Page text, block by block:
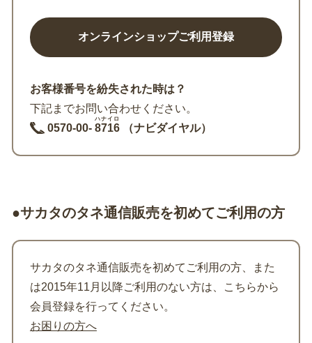
お客様番号を紛失された時は？
下記までお問い合わせください。
0570-00- 8716
ハナイロ
（ナビダイヤル）
●サカタのタネ通信販売を初めてご利用の方
サカタのタネ通信販売を初めてご利用の方、また
は2015年11月以降ご利用のない方は、こちらから
会員登録を行ってください。
お困りの方へ